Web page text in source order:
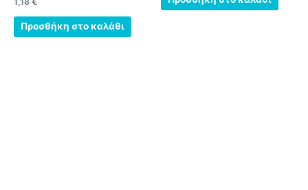
με
0
απόΠροσθήκη στο καλάθι